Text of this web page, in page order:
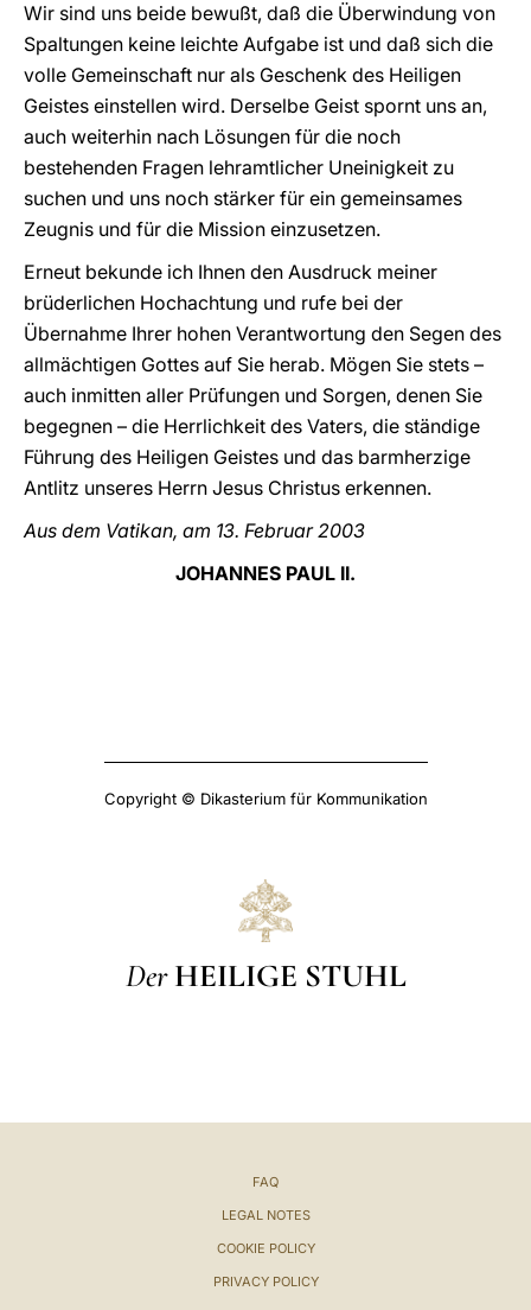
Wir sind uns beide bewußt, daß die Überwindung von
Spaltungen keine leichte Aufgabe ist und daß sich die
volle Gemeinschaft nur als Geschenk des Heiligen
Geistes einstellen wird. Derselbe Geist spornt uns an,
auch weiterhin nach Lösungen für die noch
bestehenden Fragen lehramtlicher Uneinigkeit zu
suchen und uns noch stärker für ein gemeinsames
Zeugnis und für die Mission einzusetzen.
Erneut bekunde ich Ihnen den Ausdruck meiner
brüderlichen Hochachtung und rufe bei der
Übernahme Ihrer hohen Verantwortung den Segen des
allmächtigen Gottes auf Sie herab. Mögen Sie stets –
auch inmitten aller Prüfungen und Sorgen, denen Sie
begegnen – die Herrlichkeit des Vaters, die ständige
Führung des Heiligen Geistes und das barmherzige
Antlitz unseres Herrn Jesus Christus erkennen.
Aus dem Vatikan, am 13. Februar 2003
JOHANNES PAUL II.
Copyright © Dikasterium für Kommunikation
Der HEILIGE STUHL
FAQ
LEGAL NOTES
COOKIE POLICY
PRIVACY POLICY